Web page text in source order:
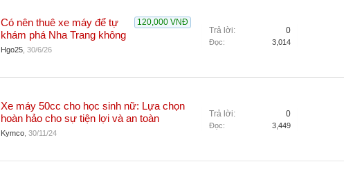
120,000 VNĐ
Có nên thuê xe máy để tự
khám phá Nha Trang không
Hgo25 30/6/26
Trả lời: 0
Đọc: 3,014
Xe máy 50cc cho học sinh nữ: Lựa chọn
hoàn hảo cho sự tiện lợi và an toàn
Kymco 30/11/24
Trả lời: 0
Đọc: 3,449